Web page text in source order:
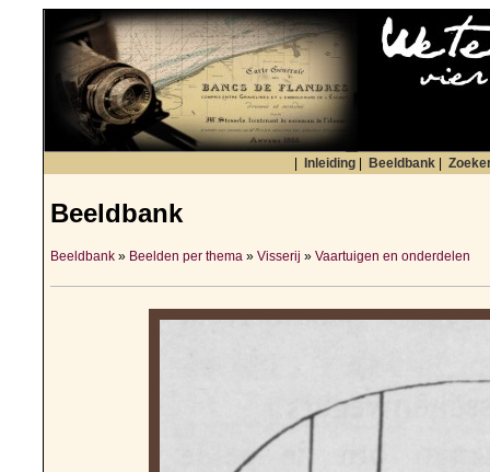
Inleiding Beeldbank
Beeldbank
Beeldbank » Beelden per thema » Visserij » Vaartuigen en onderdelen